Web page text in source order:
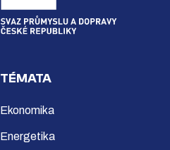
TÉMATA
Ekonomika
Energetika